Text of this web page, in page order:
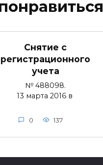
Снятие с
регистрационного
учета
№ 488098.
13 марта 2016 в
0 137